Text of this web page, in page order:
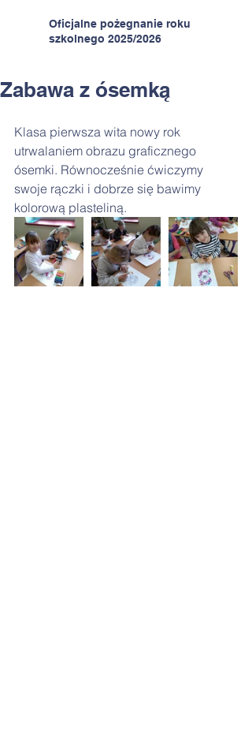
Oficjalne pożegnanie roku
szkolnego 2025/2026
Zabawa z ósemką
Klasa pierwsza wita nowy rok
utrwalaniem obrazu graficznego
ósemki. Równocześnie ćwiczymy
swoje rączki i dobrze się bawimy
kolorową plasteliną.